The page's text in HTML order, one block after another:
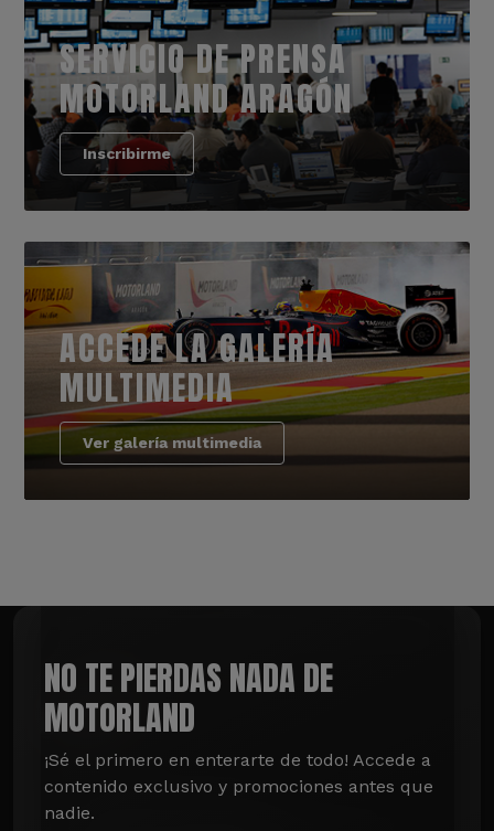
SERVICIO DE PRENSA
MOTORLAND ARAGÓN
Inscribirme
ACCEDE LA GALERÍA
MULTIMEDIA
Ver galería multimedia
NO TE PIERDAS NADA DE
MOTORLAND
¡Sé el primero en enterarte de todo! Accede a
contenido exclusivo y promociones antes que
nadie.